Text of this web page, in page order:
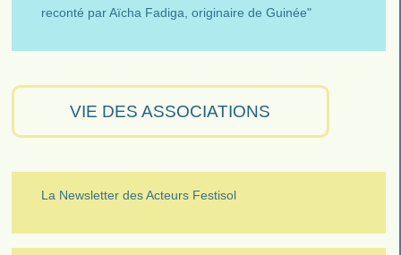
reconté par Aïcha Fadiga, originaire de Guinée"
VIE DES ASSOCIATIONS
La Newsletter des Acteurs Festisol